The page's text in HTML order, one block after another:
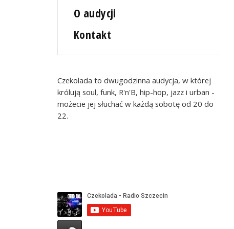
O audycji
Kontakt
Czekolada to dwugodzinna audycja, w której
królują soul, funk, R'n'B, hip-hop, jazz i urban -
możecie jej słuchać w każdą sobotę od 20 do
22.